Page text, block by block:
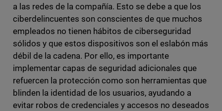
a las redes de la compañía. Esto se debe a que los
ciberdelincuentes son conscientes de que muchos
empleados no tienen hábitos de ciberseguridad
sólidos y que estos dispositivos son el eslabón más
débil de la cadena. Por ello, es importante
implementar capas de seguridad adicionales que
refuercen la protección como son herramientas que
blinden la identidad de los usuarios, ayudando a
evitar robos de credenciales y accesos no deseados